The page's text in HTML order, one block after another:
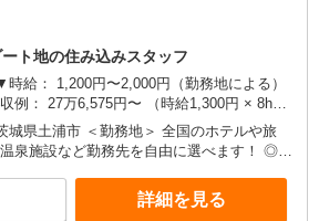
の条件をお聞きし、全国からお仕事をご案
たします。
ート地の住み込みスタッフ
時給： 1,200円〜2,000円（勤務地による）
例： 27万6,575円〜 （時給1,300円 × 8h）
業1h × 23日 ◎住まい・食事・Wi-Fiが全部0
め、月に20万円以上の貯金も無理なく可能
◎現地までの往復交通費も支給あり！（規
）
県土浦市 ＜勤務地＞ 全国のホテルや旅
泉施設など勤務先を自由に選べます！ ◎休
全国を周ることも！ ◎お試し移住にもぴった
詳細を見る